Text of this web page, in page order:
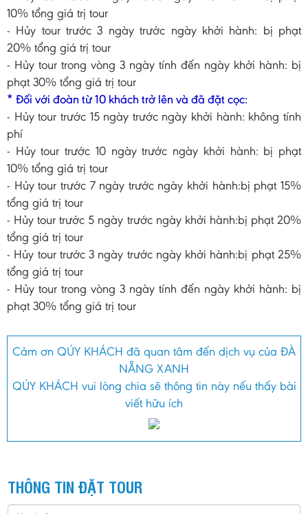
10% tổng giá trị tour
- Hủy tour trước 3 ngày trước ngày khởi hành: bị phạt
20% tổng giá trị tour
- Hủy tour trong vòng 3 ngày tính đến ngày khởi hành: bị
phạt 30% tổng giá trị tour
* Đối với đoàn từ 10 khách trở lên và đã đặt cọc:
- Hủy tour trước 15 ngày trước ngày khởi hành: không tính
phí
- Hủy tour trước 10 ngày trước ngày khởi hành: bị phạt
10% tổng giá trị tour
- Hủy tour trước 7 ngày trước ngày khởi hành:bị phạt 15%
tổng giá trị tour
- Hủy tour trước 5 ngày trước ngày khởi hành:bị phạt 20%
tổng giá trị tour
- Hủy tour trước 3 ngày trước ngày khởi hành:bị phạt 25%
tổng giá trị tour
- Hủy tour trong vòng 3 ngày tính đến ngày khởi hành: bị
phạt 30% tổng giá trị tour
Cảm ơn QÚY KHÁCH đã quan tâm đến dịch vụ của ĐÀ
NẴNG XANH
QÚY KHÁCH vui lòng chia sẽ thông tin này nếu thấy bài
viết hữu ích
THÔNG TIN ĐẶT TOUR